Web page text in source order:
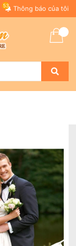
Thông báo của tôi
53